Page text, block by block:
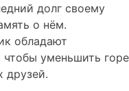
долг своему
о нём.
обладают
уменьшить горе
друзей.